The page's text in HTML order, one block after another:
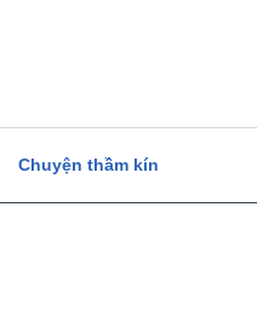
Chuyện thầm kín